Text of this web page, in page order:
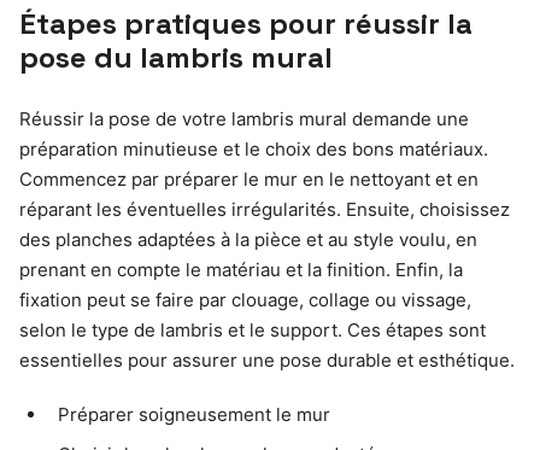
Étapes pratiques pour réussir la
pose du lambris mural
Réussir la pose de votre lambris mural demande une
préparation minutieuse et le choix des bons matériaux.
Commencez par préparer le mur en le nettoyant et en
réparant les éventuelles irrégularités. Ensuite, choisissez
des planches adaptées à la pièce et au style voulu, en
prenant en compte le matériau et la finition. Enfin, la
fixation peut se faire par clouage, collage ou vissage,
selon le type de lambris et le support. Ces étapes sont
essentielles pour assurer une pose durable et esthétique.
Préparer soigneusement le mur